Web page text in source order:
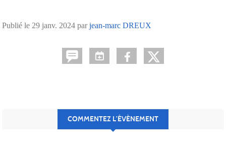
Publié le 29 janv. 2024 parjean-marc DREUX
COMMENTEZ L’ÉVÈNEMENT